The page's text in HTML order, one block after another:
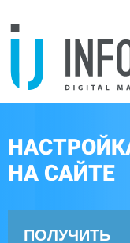
НА САЙТЕ
ПОЛУЧИТЬ